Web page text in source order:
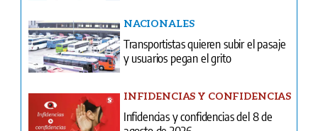
INFIDENCIAS Y CONFIDENCIAS
Infidencias y confidencias del 8 de
agosto de 2026